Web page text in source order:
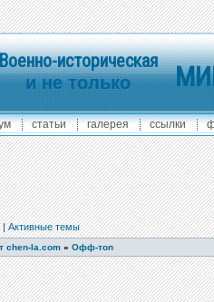
историческая
и не только
статьи галерея ссылки
|Активные темы
chen-la.com » Офф-топ